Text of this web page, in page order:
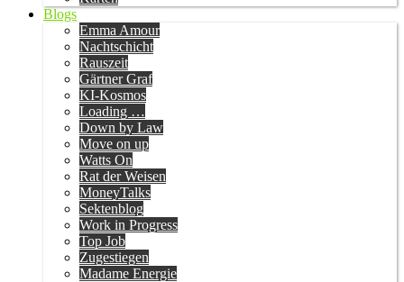
Blogs
Emma Amour
Nachtschicht
Rauszeit
Gärtner Graf
KI-Kosmos
Loading …
Down by Law
Move on up
Watts On
Rat der Weisen
MoneyTalks
Sektenblog
Work in Progress
Top Job
Zugestiegen
Madame Energie